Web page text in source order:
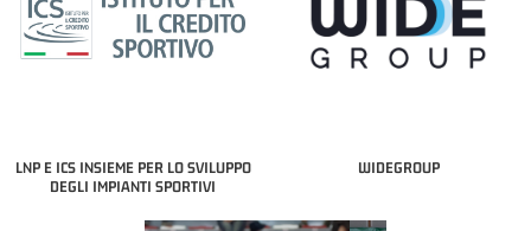
LNP E ICS INSIEME PER LO SVILUPPO
DEGLI IMPIANTI SPORTIVI
WIDEGROUP